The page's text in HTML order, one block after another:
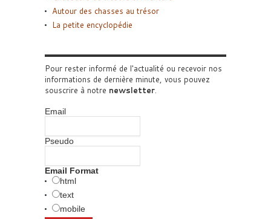
Autour des chasses au trésor
La petite encyclopédie
Pour rester informé de l'actualité ou recevoir nos
informations de dernière minute, vous pouvez
souscrire à notre newsletter.
Email
Pseudo
Email Format
html
text
mobile